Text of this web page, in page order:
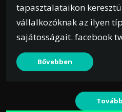
tapasztalataikon
vállalkozóknak az ilyen
sajátosságait. facebook
Bővebben